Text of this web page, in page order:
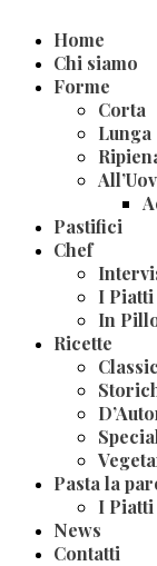
Home
Chi siamo
Forme
Corta
Lunga
Pastifici
Chef
I Piatti
In
Ricette
Pasta la
I
News
Contatti